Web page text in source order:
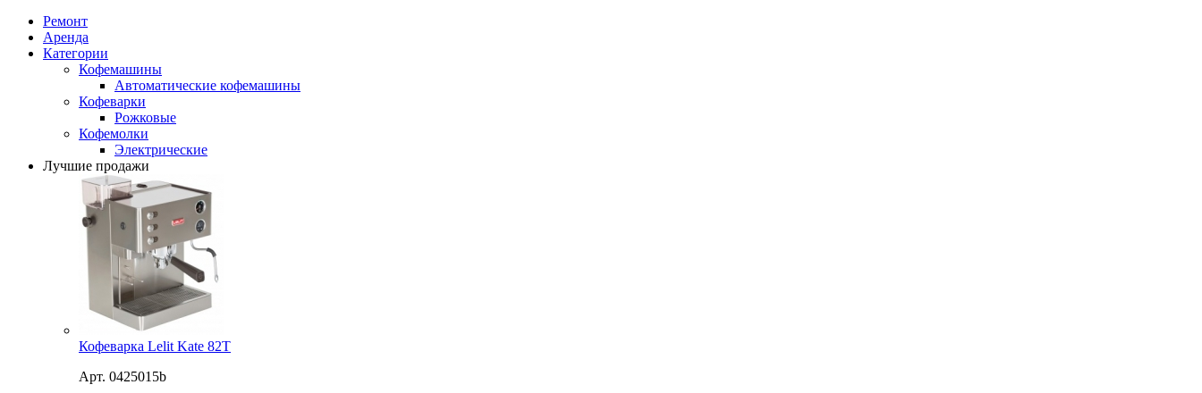
Ремонт
Аренда
Категории
Кофемашины
Автоматические кофемашины
Кофеварки
Рожковые
Кофемолки
Электрические
Лучшие продажи
Кофеварка Lelit Kate 82T
Арт. 0425015b